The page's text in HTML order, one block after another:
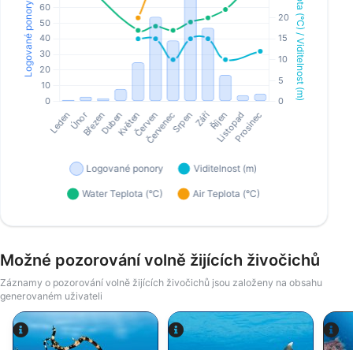
Možné pozorování volně žijících živočichů
Záznamy o pozorování volně žijících živočichů jsou založeny na obsahu
generovaném uživateli